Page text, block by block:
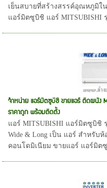
เย็นสบายที่สร้างสรรค์อุณหภูมิใ
แอร์มิตซูบิชิ แอร์ MITSUBISHI
จำหน่าย แอร์มิตซูบิชิ ขายแอร์ ติดผนัง
ราคาถูก พร้อมติดตั้ง
แอร์ MITSUBISHI แอร์มิตซูบิชิ
Wide & Long เป็น แอร์ สำหรับ
คอนโดมิเนียม ขายแอร์ แอร์มิต